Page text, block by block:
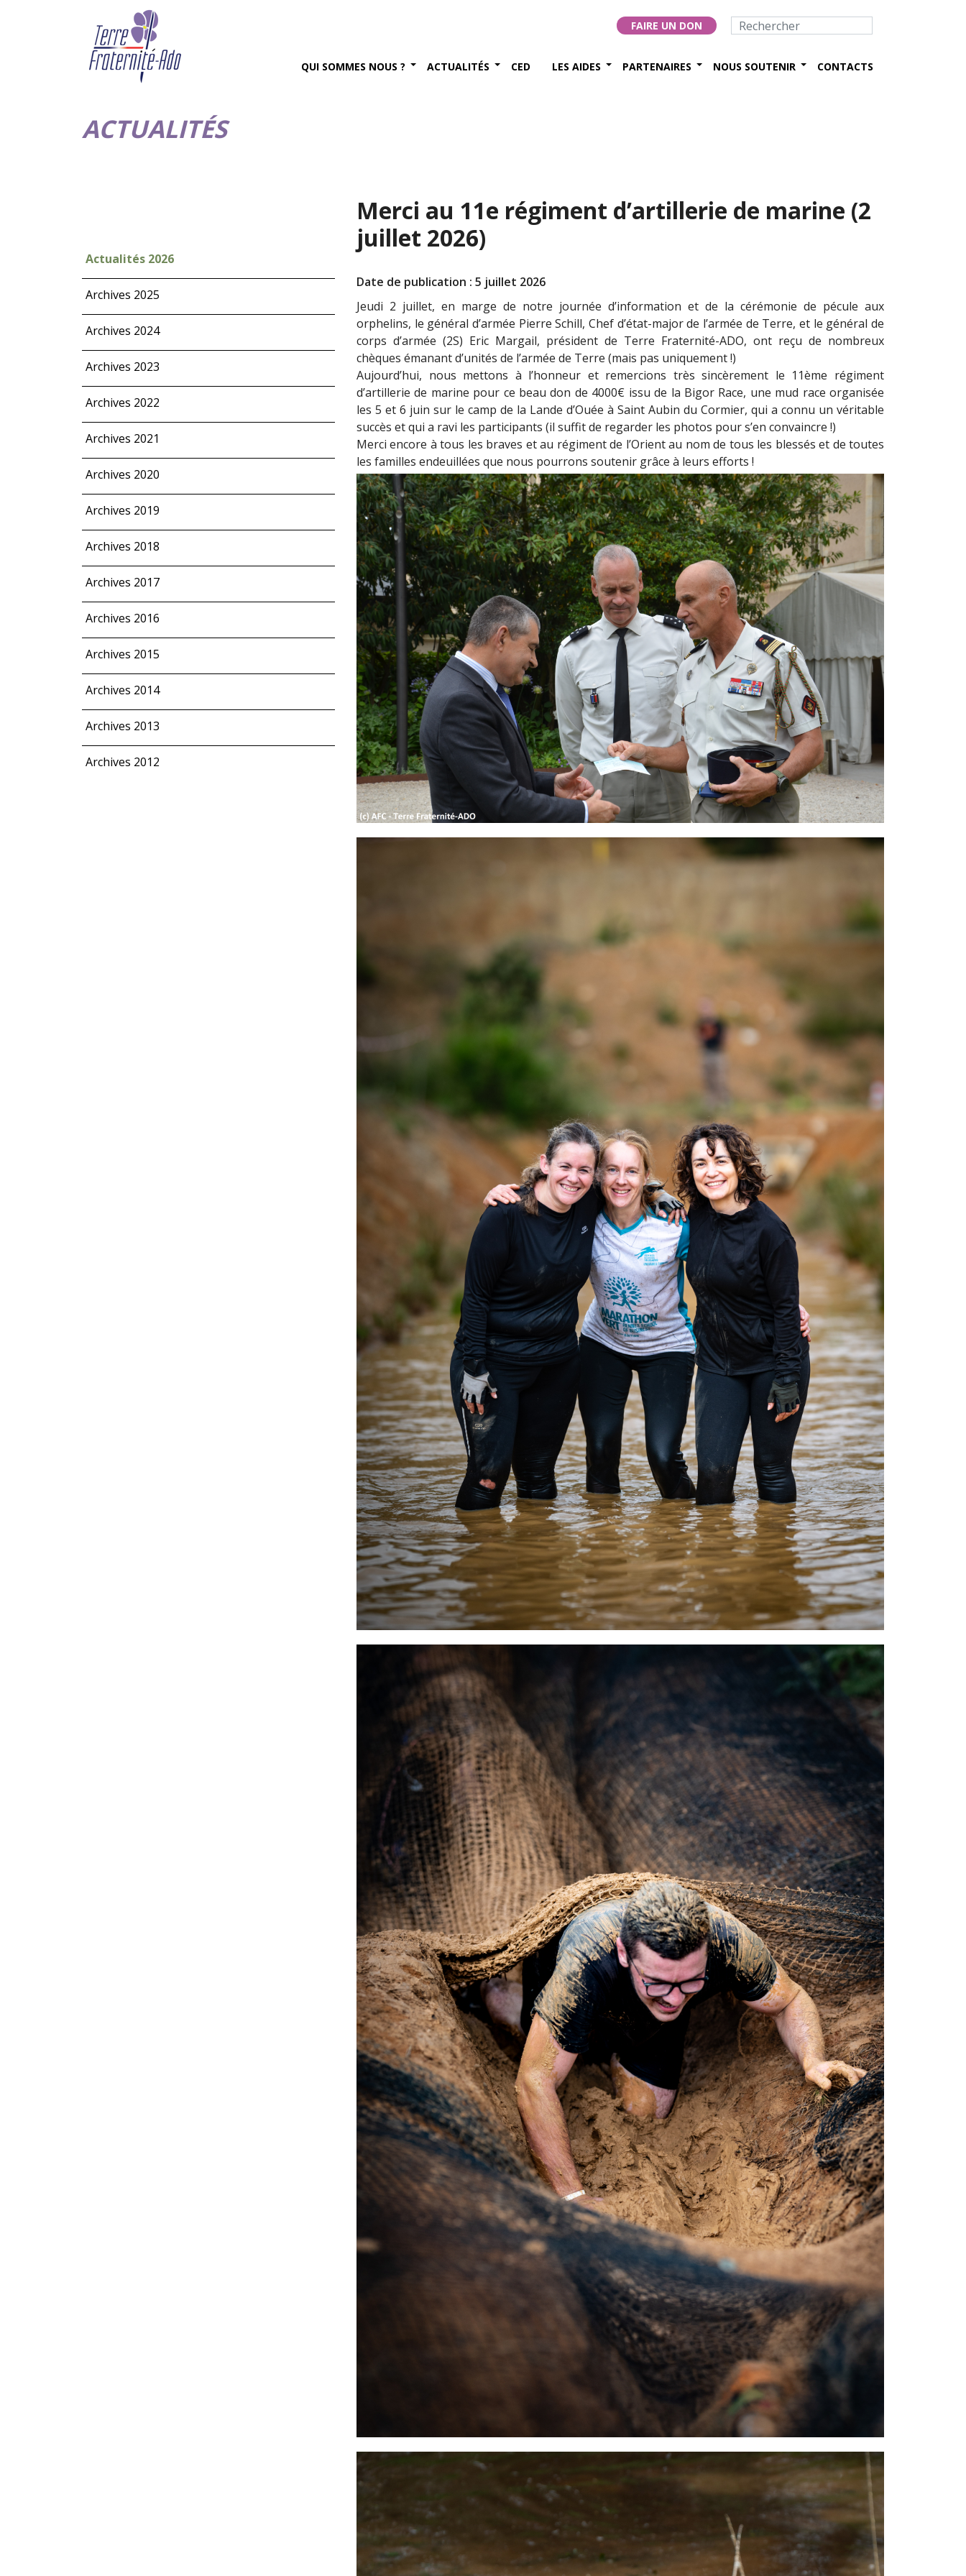
FAIRE UN DON
QUI SOMMES NOUS ? ACTUALITÉS CED LES AIDES PARTENAIRES NOUS SOUTENIR CONTACTS
ACTUALITÉS
Actualités 2026
Archives 2025
Archives 2024
Archives 2023
Archives 2022
Archives 2021
Archives 2020
Archives 2019
Archives 2018
Archives 2017
Archives 2016
Archives 2015
Archives 2014
Archives 2013
Archives 2012
Merci au 11e régiment d’artillerie de marine (2
juillet 2026)
Date de publication : 5 juillet 2026
Jeudi 2 juillet, en marge de notre journée d’information et de la cérémonie de pécule aux
orphelins, le général d’armée Pierre Schill, Chef d’état-major de l’armée de Terre, et le général de
corps d’armée (2S) Eric Margail, président de Terre Fraternité-ADO, ont reçu de nombreux
chèques émanant d’unités de l’armée de Terre (mais pas uniquement !)
Aujourd’hui, nous mettons à l’honneur et remercions très sincèrement le 11ème régiment
d’artillerie de marine pour ce beau don de 4000€ issu de la Bigor Race, une mud race organisée
les 5 et 6 juin sur le camp de la Lande d’Ouée à Saint Aubin du Cormier, qui a connu un véritable
succès et qui a ravi les participants (il suffit de regarder les photos pour s’en convaincre !)
Merci encore à tous les braves et au régiment de l’Orient au nom de tous les blessés et de toutes
les familles endeuillées que nous pourrons soutenir grâce à leurs efforts !